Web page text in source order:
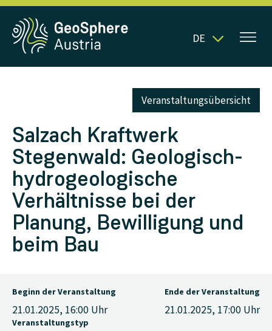
DE
Veranstaltungsübersicht
Salzach Kraftwerk
Stegenwald: Geologisch-
hydrogeologische
Verhältnisse bei der
Planung, Bewilligung und
beim Bau
Beginn der Veranstaltung
21.01.2025, 16:00 Uhr
Ende der Veranstaltung
21.01.2025, 17:00 Uhr
Veranstaltungstyp